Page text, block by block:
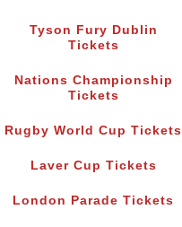
Tyson Fury Dublin
Tickets
Nations Championship
Tickets
Rugby World Cup Tickets
Laver Cup Tickets
London Parade Tickets